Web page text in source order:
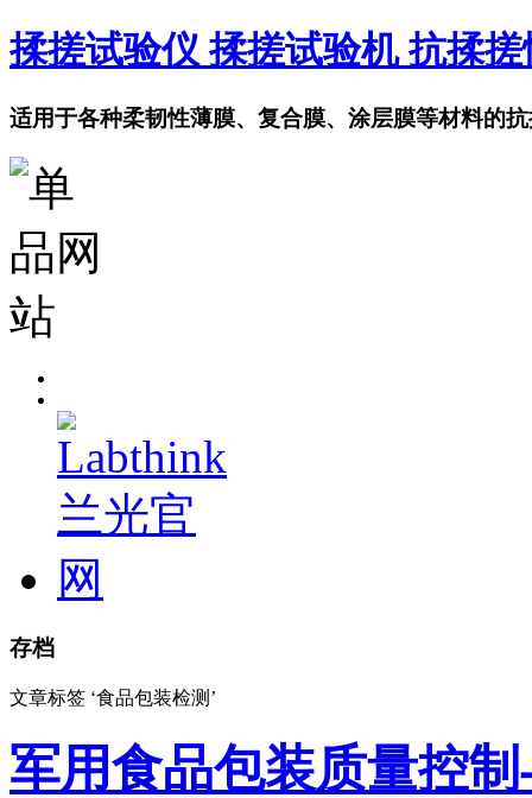
揉搓试验仪 揉搓试验机 抗揉
适用于各种柔韧性薄膜、复合膜、涂层膜等材料的
存档
文章标签 ‘食品包装检测’
军用食品包装质量控